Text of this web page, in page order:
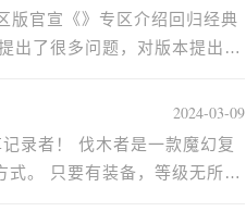
版官宣《》专区介绍回归经典
出了很多问题，对版本提出了
录者！ 伐木者是一款魔幻复
式。 只要有装备，等级无所
2024-03-09